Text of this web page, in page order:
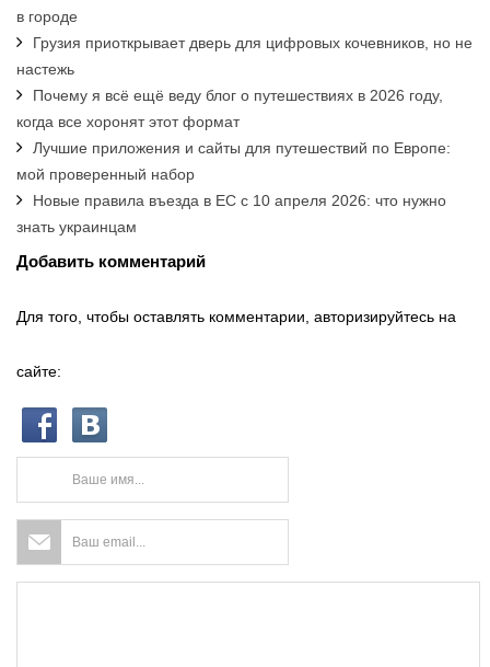
в городе
Грузия приоткрывает дверь для цифровых кочевников, но не
настежь
Почему я всё ещё веду блог о путешествиях в 2026 году,
когда все хоронят этот формат
Лучшие приложения и сайты для путешествий по Европе:
мой проверенный набор
Новые правила въезда в ЕС с 10 апреля 2026: что нужно
знать украинцам
Добавить комментарий
Для того, чтобы оставлять комментарии, авторизируйтесь на
сайте: